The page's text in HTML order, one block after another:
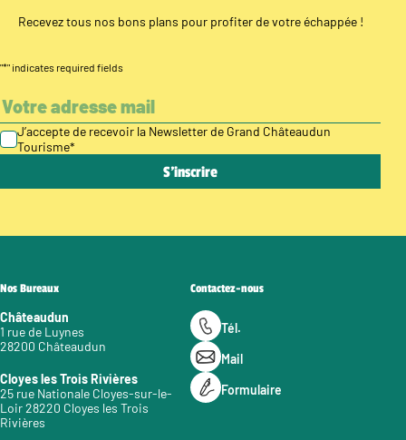
Recevez tous nos bons plans pour profiter de votre échappée !
"*" indicates required fields
J’accepte de recevoir la Newsletter de Grand Châteaudun
Tourisme*
Nos Bureaux
Châteaudun
1 rue de Luynes
28200 Châteaudun
Cloyes les Trois Rivières
25 rue Nationale Cloyes-sur-le-
Loir 28220 Cloyes les Trois
Rivières
Contactez-nous
Tél.
Mail
Formulaire